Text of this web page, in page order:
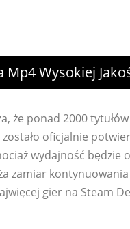
Wysokiej
że ​​ponad 2000
oficjalnie
wydajność będzie
zamiar
gier na Steam